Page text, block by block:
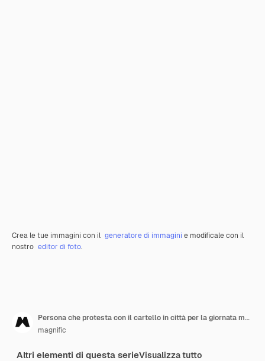
Crea le tue immagini con il generatore di immagini e modificale con il
nostro editor di foto.
Persona che protesta con il cartello in città per la giornata mondiale dell'ambiente
magnific
Altri elementi di questa serieVisualizza tutto